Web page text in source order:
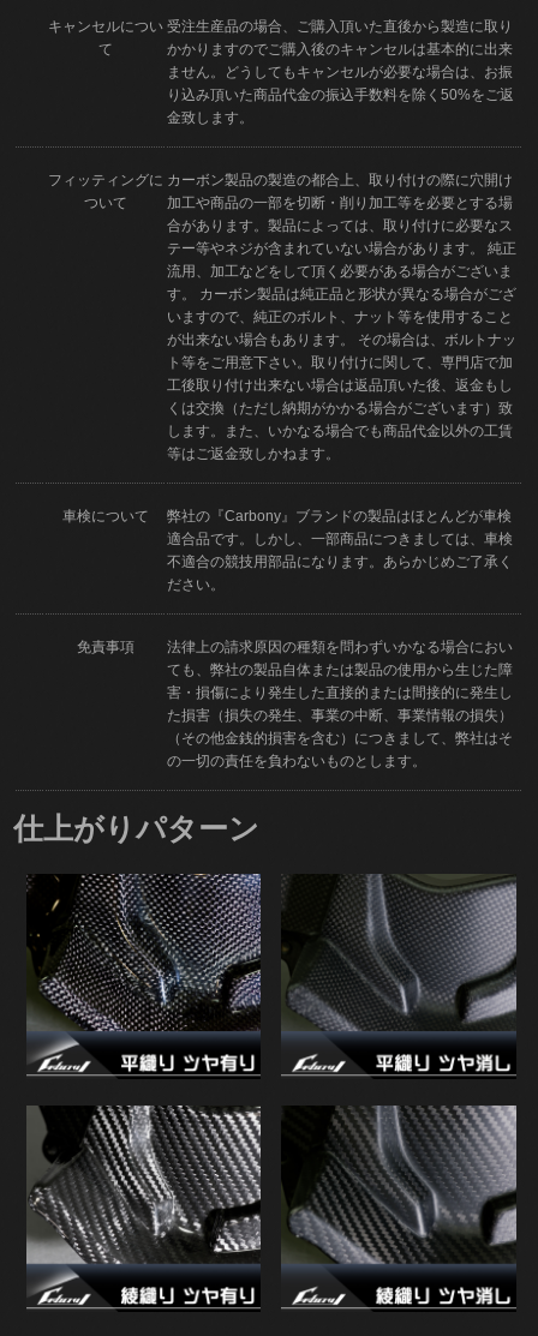
キャンセルについ
て
受注生産品の場合、ご購入頂いた直後から製造に取り
かかりますのでご購入後のキャンセルは基本的に出来
ません。どうしてもキャンセルが必要な場合は、お振
り込み頂いた商品代金の振込手数料を除く50%をご返
金致します。
フィッティングに
ついて
カーボン製品の製造の都合上、取り付けの際に穴開け
加工や商品の一部を切断・削り加工等を必要とする場
合があります。製品によっては、取り付けに必要なス
テー等やネジが含まれていない場合があります。 純正
流用、加工などをして頂く必要がある場合がございま
す。 カーボン製品は純正品と形状が異なる場合がござ
いますので、純正のボルト、ナット等を使用すること
が出来ない場合もあります。 その場合は、ボルトナッ
ト等をご用意下さい。取り付けに関して、専門店で加
工後取り付け出来ない場合は返品頂いた後、返金もし
くは交換（ただし納期がかかる場合がございます）致
します。また、いかなる場合でも商品代金以外の工賃
等はご返金致しかねます。
車検について
弊社の『Carbony』ブランドの製品はほとんどが車検
適合品です。しかし、一部商品につきましては、車検
不適合の競技用部品になります。あらかじめご了承く
ださい。
免責事項
法律上の請求原因の種類を問わずいかなる場合におい
ても、弊社の製品自体または製品の使用から生じた障
害・損傷により発生した直接的または間接的に発生し
た損害（損失の発生、事業の中断、事業情報の損失）
（その他金銭的損害を含む）につきまして、弊社はそ
の一切の責任を負わないものとします。
仕上がりパターン